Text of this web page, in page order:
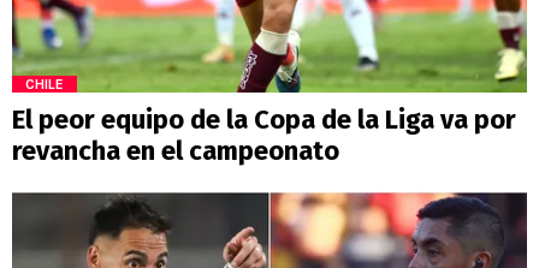
CHILE
El peor equipo de la Copa de la Liga va por
revancha en el campeonato